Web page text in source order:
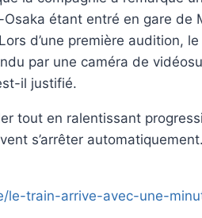
étant entré en gare de
d’une première audition,
par une caméra de
il justifié.
tout en ralentissant
s’arrêter
le-train-arrive-avec-une-